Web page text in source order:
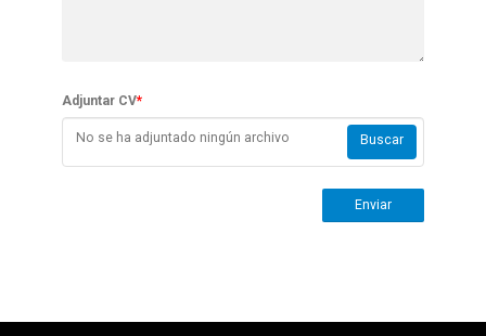
Adjuntar CV*
No se ha adjuntado ningún archivo Buscar
Enviar